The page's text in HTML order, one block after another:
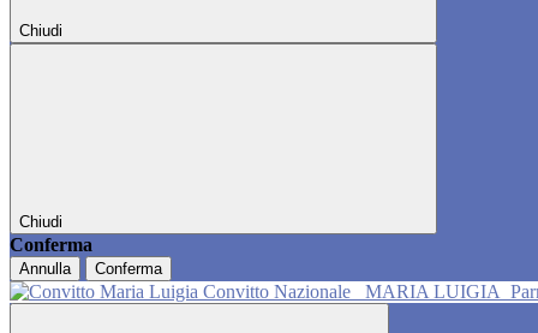
Chiudi
Chiudi
Conferma
Annulla Conferma
Convitto Nazionale MARIA LUIGIA